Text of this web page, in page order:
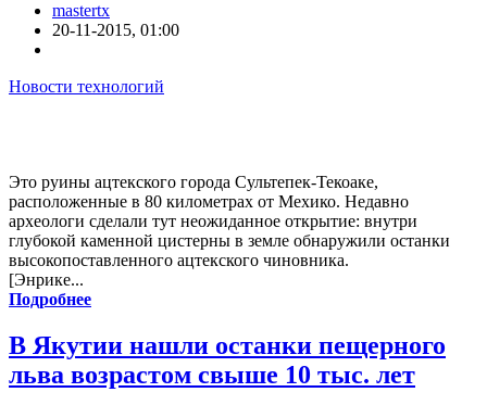
mastertx
20-11-2015, 01:00
Новости технологий
Это руины ацтекского города Сультепек-Текоаке,
расположенные в 80 километрах от Мехико. Недавно
археологи сделали тут неожиданное открытие: внутри
глубокой каменной цистерны в земле обнаружили останки
высокопоставленного ацтекского чиновника.
[Энрике...
Подробнее
В Якутии нашли останки пещерного
льва возрастом свыше 10 тыс. лет